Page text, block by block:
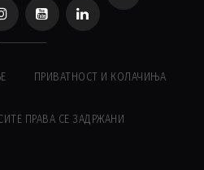
ПРИВАТНОСТ И КОЛАЧИЊА
ПРАВА СЕ ЗАДРЖАНИ